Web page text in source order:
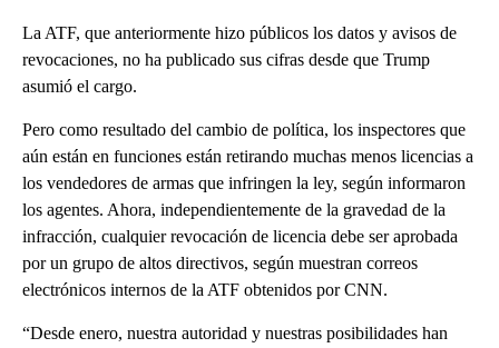
La ATF, que anteriormente hizo públicos los datos y avisos de
revocaciones, no ha publicado sus cifras desde que Trump
asumió el cargo.
Pero como resultado del cambio de política, los inspectores que
aún están en funciones están retirando muchas menos licencias a
los vendedores de armas que infringen la ley, según informaron
los agentes. Ahora, independientemente de la gravedad de la
infracción, cualquier revocación de licencia debe ser aprobada
por un grupo de altos directivos, según muestran correos
electrónicos internos de la ATF obtenidos por CNN.
“Desde enero, nuestra autoridad y nuestras posibilidades han